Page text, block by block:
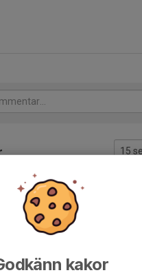
mix på lördagar under hösten
1
värdekort
kakor